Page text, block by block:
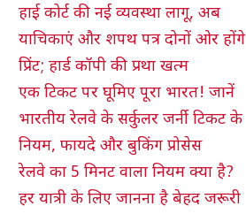
हाई कोर्ट की नई व्यवस्था लागू, अब
याचिकाएं और शपथ पत्र दोनों ओर होंगे
प्रिंट; हार्ड कॉपी की प्रथा खत्म
एक टिकट पर घूमिए पूरा भारत! जानें
भारतीय रेलवे के सर्कुलर जर्नी टिकट के
नियम, फायदे और बुकिंग प्रोसेस
रेलवे का 5 मिनट वाला नियम क्या है?
हर यात्री के लिए जानना है बेहद जरूरी